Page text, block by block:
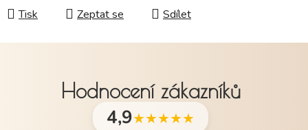
Tisk Zeptat se Sdílet
Hodnocení zákazníků
4,9★★★★★